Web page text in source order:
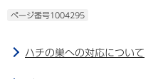
ページ番号1004295
ハチの巣への対応について